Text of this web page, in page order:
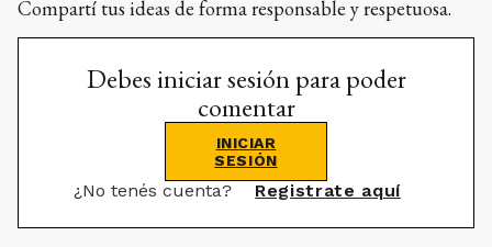
Compartí tus ideas de forma responsable y respetuosa.
Debes iniciar sesión para poder
comentar
INICIAR
SESIÓN
¿No tenés cuenta? Registrate aquí